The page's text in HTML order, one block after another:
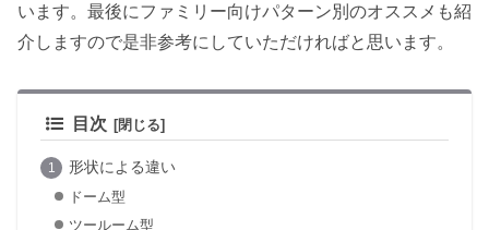
います。最後にファミリー向けパターン別のオススメも紹
介しますので是非参考にしていただければと思います。
目次
形状による違い
ドーム型
ツールーム型